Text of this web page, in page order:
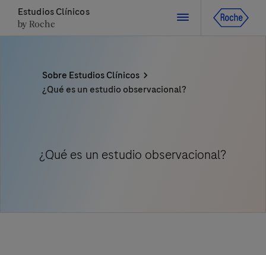
Estudios Clínicos
by Roche
Sobre Estudios Clínicos
¿Qué es un estudio observacional?
¿Qué es un estudio observacional?
Contacte directamente a Roche si tiene preguntas